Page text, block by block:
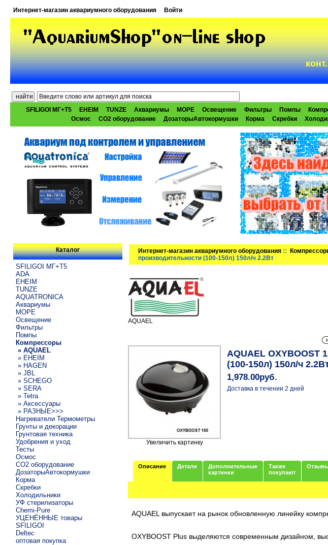
Интернет-магазин аквариумного оборудования Войти
SFILIGOI МГ+Т5 EHEIM TUNZE Аквариумы МОРЕ Освещение Фильтры Помпы
Осмос
CO2 оборудование ДозаторыАвтокормушки Корма Скребки
Каталог
SFILIGOI МГ+Т5
ADA
EHEIM
TUNZE
AQUATRONICA
Аквариумы
МОРЕ
Освещение
Фильтры
Помпы
Компрессоры
» AQUAEL
» EHEIM
» HAGEN
» JBL
» SCHEGO
» SERA
» Tetra
» Аксессуары
» РАЗНЫЕ>>>
Нагреватели Термометры
Грунты и декорации
Грунтовая техника
Удобрения и уход
Тесты
Осмос
CO2 оборудование
ДозаторыАвтокормушки
Корма
Скребки
Холодильники
УФ стерилизаторы
Chemi-Pure
УЦЕНЁННЫЕ товары
SFILIGOI
Deltec
оптовая покупка
Интернет-магазин аквариумного оборудования ::
производительности (100-150л) 150л/ч 2.2Вт
AQUAEL
Увеличить картинку
AQUAEL OXYBOOST
(100-150л) 150л/ч
1,978.00руб.
Доставка в течении 2 дней
Описание Детали
Дополнительные
картинки
Также
покупают
AQUAEL выпускает на рынок обновленную линейку
OXYBOOST Plus выделяются современным дизайном,